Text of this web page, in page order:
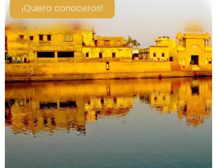
¡Quiero conoceros!